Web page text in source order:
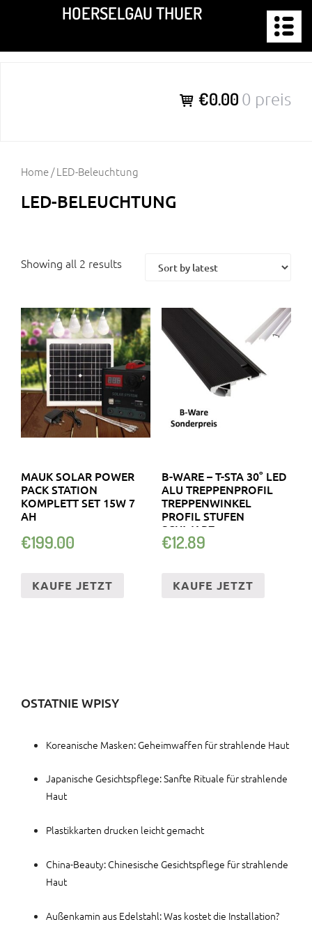
springen
HOERSELGAU THUER
€0.00 0 preis
Home/ LED-Beleuchtung
LED-BELEUCHTUNG
Showing all 2 results
MAUK SOLAR POWER
PACK STATION
KOMPLETT SET 15W 7
AH
€199.00
KAUFE JETZT
B-WARE – T-STA 30° LED
ALU TREPPENPROFIL
TREPPENWINKEL
PROFIL STUFEN
SCHWARZ
€12.89
KAUFE JETZT
OSTATNIE WPISY
Koreanische Masken: Geheimwaffen für strahlende Haut
Japanische Gesichtspflege: Sanfte Rituale für strahlende
Haut
Plastikkarten drucken leicht gemacht
China-Beauty: Chinesische Gesichtspflege für strahlende
Haut
Außenkamin aus Edelstahl: Was kostet die Installation?